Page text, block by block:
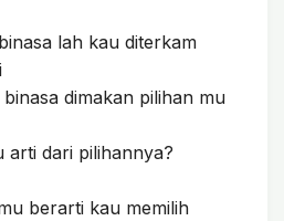
lah kau diterkam
dimakan pilihan mu
arti dari pilihannya?
berarti kau memilih